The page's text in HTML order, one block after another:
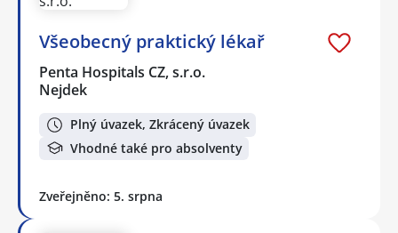
Všeobecný praktický lékař
Penta Hospitals CZ, s.r.o.
Nejdek
Plný úvazek, Zkrácený úvazek
Vhodné také pro absolventy
Zveřejněno: 5. srpna